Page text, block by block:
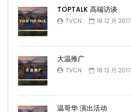
TOPTALK 高端访谈
TVCN 18 12 月 2017
大温推广
TVCN 18 12 月 2017
温哥华 演出活动